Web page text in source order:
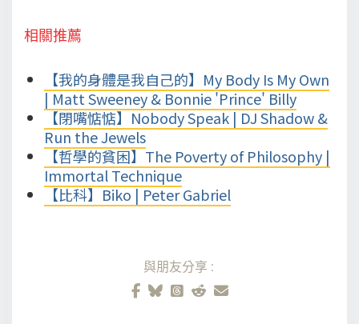
相關推薦
【我的身體是我自己的】My Body Is My Own
| Matt Sweeney & Bonnie 'Prince' Billy
【閉嘴惦惦】Nobody Speak | DJ Shadow &
Run the Jewels
【哲學的貧困】The Poverty of Philosophy |
Immortal Technique
【比科】Biko | Peter Gabriel
與朋友分享: